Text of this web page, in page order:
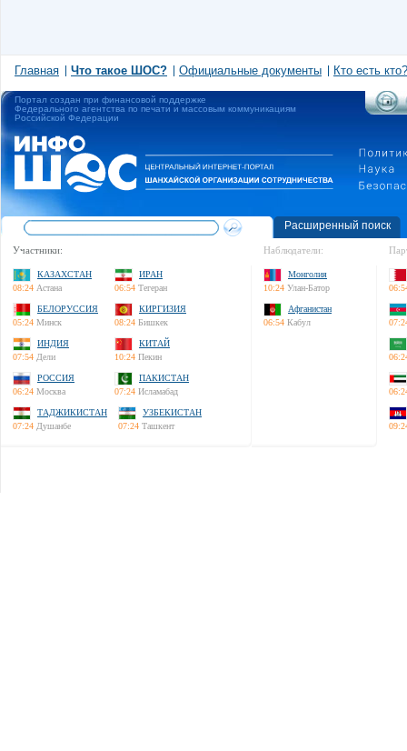
Главная Что такое ШОС? Официальные документы Кто есть кто?
Портал создан при финансовой поддержке
Федерального агентства по печати и массовым коммуникациям
Российской Федерации
Расширенный поиск
Участники:
КАЗАХСТАН
08:24 Астана
ИРАН
06:54 Тегеран
БЕЛОРУССИЯ
05:24 Минск
КИРГИЗИЯ
08:24 Бишкек
ИНДИЯ
07:54 Дели
КИТАЙ
10:24 Пекин
РОССИЯ
06:24 Москва
ПАКИСТАН
07:24 Исламабад
ТАДЖИКИСТАН
07:24 Душанбе
УЗБЕКИСТАН
07:24 Ташкент
Наблюдатели:
Монголия
10:24 Улан-Батор
Афганистан
06:54 Кабул